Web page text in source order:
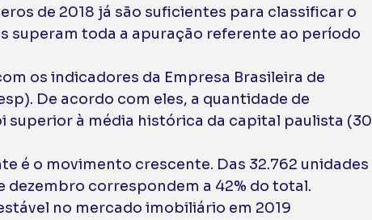
de 2018 já são suficientes para classificar o
superam toda a apuração referente ao período
os indicadores da Empresa Brasileira de
De acordo com eles, a quantidade de
superior à média histórica da capital paulista (30
é o movimento crescente. Das 32.762 unidades
dezembro correspondem a 42% do total.
no mercado imobiliário em 2019